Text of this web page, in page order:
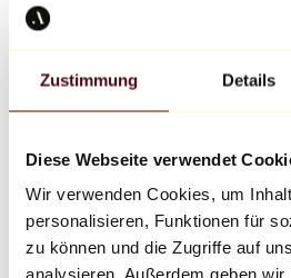
Zustimmung Details
Diese Webseite verwendet
Wir verwenden Cookies, um
personalisieren, Funktionen für
zu können und die Zugriffe auf
analysieren. Außerdem geben
Richard Orlinski
Keith Haring
Jeff Koons
Jean-Michel Basquiat
Alle Designer
Werk der Woche